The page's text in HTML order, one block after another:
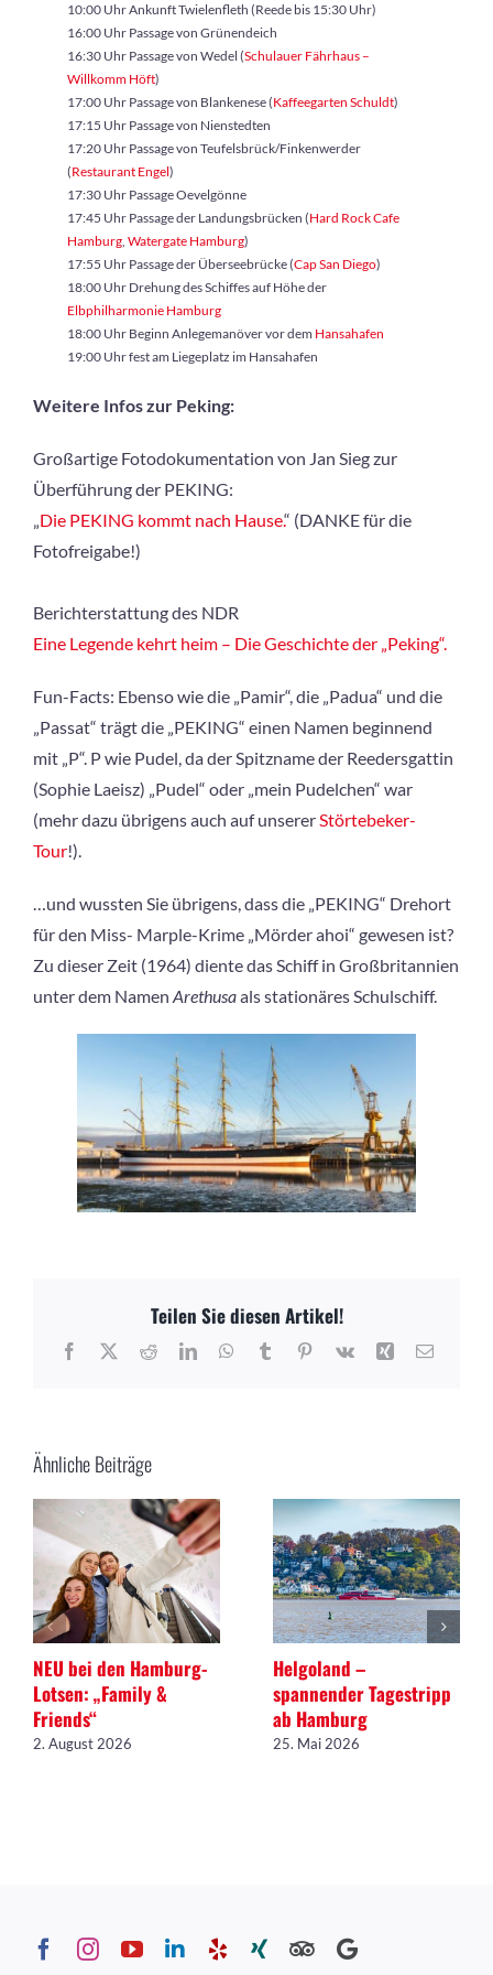
10:00 Uhr Ankunft Twielenfleth (Reede bis 15:30 Uhr)
16:00 Uhr Passage von Grünendeich
16:30 Uhr Passage von Wedel (Schulauer Fährhaus –
Willkomm Höft)
17:00 Uhr Passage von Blankenese (Kaffeegarten Schuldt)
17:15 Uhr Passage von Nienstedten
17:20 Uhr Passage von Teufelsbrück/Finkenwerder
(Restaurant Engel)
17:30 Uhr Passage Oevelgönne
17:45 Uhr Passage der Landungsbrücken (Hard Rock Cafe
Hamburg ,Watergate Hamburg)
17:55 Uhr Passage der Überseebrücke (Cap San Diego)
18:00 Uhr Drehung des Schiffes auf Höhe der
Elbphilharmonie Hamburg
18:00 Uhr Beginn Anlegemanöver vor dem Hansahafen
19:00 Uhr fest am Liegeplatz im Hansahafen
Weitere Infos zur Peking:
Großartige Fotodokumentation von Jan Sieg zur
Überführung der PEKING:
„Die PEKING kommt nach Hause.“ (DANKE für die
Fotofreigabe!)
Berichterstattung des NDR
Eine Legende kehrt heim – Die Geschichte der „Peking“.
Fun-Facts: Ebenso wie die „Pamir“, die „Padua“ und die
„Passat“ trägt die „PEKING“ einen Namen beginnend
mit „P“. P wie Pudel, da der Spitzname der Reedersgattin
(Sophie Laeisz) „Pudel“ oder „mein Pudelchen“ war
(mehr dazu übrigens auch auf unsererStörtebeker-
Tour!).
…und wussten Sie übrigens, dass die „PEKING“ Drehort
für den Miss- Marple-Krime „Mörder ahoi“ gewesen ist?
Zu dieser Zeit (1964) diente das Schiff in Großbritannien
unter dem Namen Arethusaals stationäres Schulschiff.
Teilen Sie diesen Artikel!
Facebook
X RedditLinkedInWhatsApp
TumblrPinterest
Vk Xing E-
Ähnliche Beiträge
NEU bei den Hamburg-
Lotsen: „Family &
Friends“
2. August 2026
Helgoland –
spannender Tagestripp
ab Hamburg
25. Mai 2026